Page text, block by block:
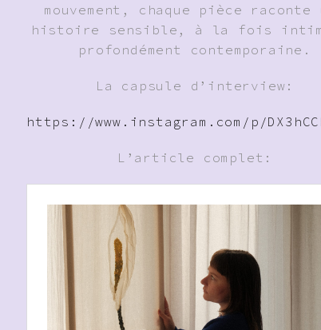
mouvement, chaque pièce raconte
histoire sensible, à la fois
profondément contemporaine.
La capsule d’interview:
https://www.instagram.com/p/
L’article complet: